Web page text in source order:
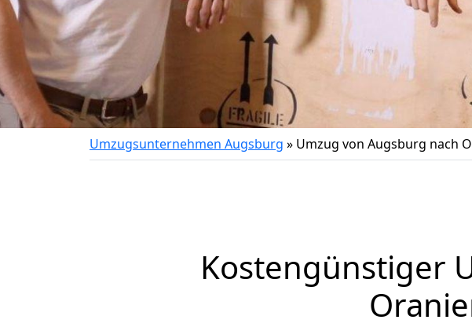
Umzugsunternehmen Augsburg » Umzug von Augsburg nach
Kostengünstiger